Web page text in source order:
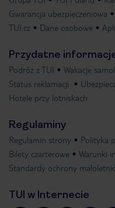
Gwarancja ubezpieczeniowa
TUI.cz
Dane osobowe
Przydatne
Podróż z TUI Wakacje
Status reklamacji
Hotele przy lotniskach
Regulaminy
Regulamin strony Polityka
Bilety czarterowe
Warunki
Standardy ochrony
TUI w Internecie